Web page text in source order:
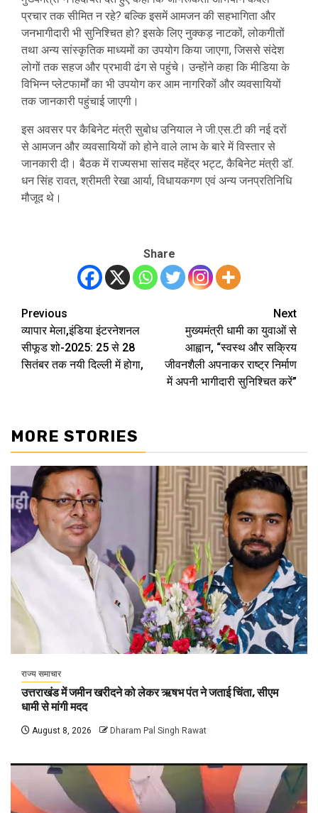
प्रचार तक सीमित न रहे? बल्कि इसमें आमजन की सहभागिता और
जनभागीदारी भी सुनिश्चित हो? इसके लिए नुक्कड़ नाटकों, लोकगीतों
तथा अन्य सांस्कृतिक माध्यमों का उपयोग किया जाएगा, जिससे संदेश
लोगों तक सहज और प्रभावी ढंग से पहुंचे। उन्होंने कहा कि मीडिया के
विभिन्न प्लेटफार्मों का भी उपयोग कर आम नागरिकों और व्यवसायियों
तक जानकारी पहुंचाई जाएगी।
इस अवसर पर कैबिनेट मंत्री सुबोध उनियाल ने जी.एस.टी की नई दरों
से आमजन और व्यवसायियों को होने वाले लाभ के बारे में विस्तार से
जानकारी दी। बैठक में राज्यसभा सांसद महेंद्र भट्ट, कैबिनेट मंत्री डॉ.
धन सिंह रावत, श्रीमती रेखा आर्या, विधायकगण एवं अन्य जनप्रतिनिधि
मौजूद थे।
Share
Post
navigation
Previous
व्यापार मेला,इंडिया इंटरनेशनल
सीफूड शो-2025: 25 से 28
सितंबर तक नयी दिल्ली में होगा,
Next
मुख्यमंत्री धामी का युवाओं से
आह्वान, “स्वस्थ और सक्रिय
जीवनशैली अपनाकर राष्ट्र निर्माण
में अपनी भागीदारी सुनिश्चित करें”
MORE STORIES
राज्य समाचार
उत्तराखंड में जमीन खरीदने को लेकर ऋषभ पंत ने जताई चिंता, सीएम
धामी से मांगी मदद
August 8, 2026 Dharam Pal Singh Rawat